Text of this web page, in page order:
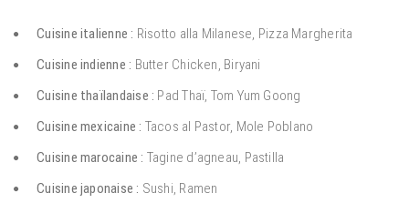
Cuisine italienne : Risotto alla Milanese, Pizza Margherita
Cuisine indienne : Butter Chicken, Biryani
Cuisine thaïlandaise : Pad Thaï, Tom Yum Goong
Cuisine mexicaine : Tacos al Pastor, Mole Poblano
Cuisine marocaine : Tagine d’agneau, Pastilla
Cuisine japonaise : Sushi, Ramen